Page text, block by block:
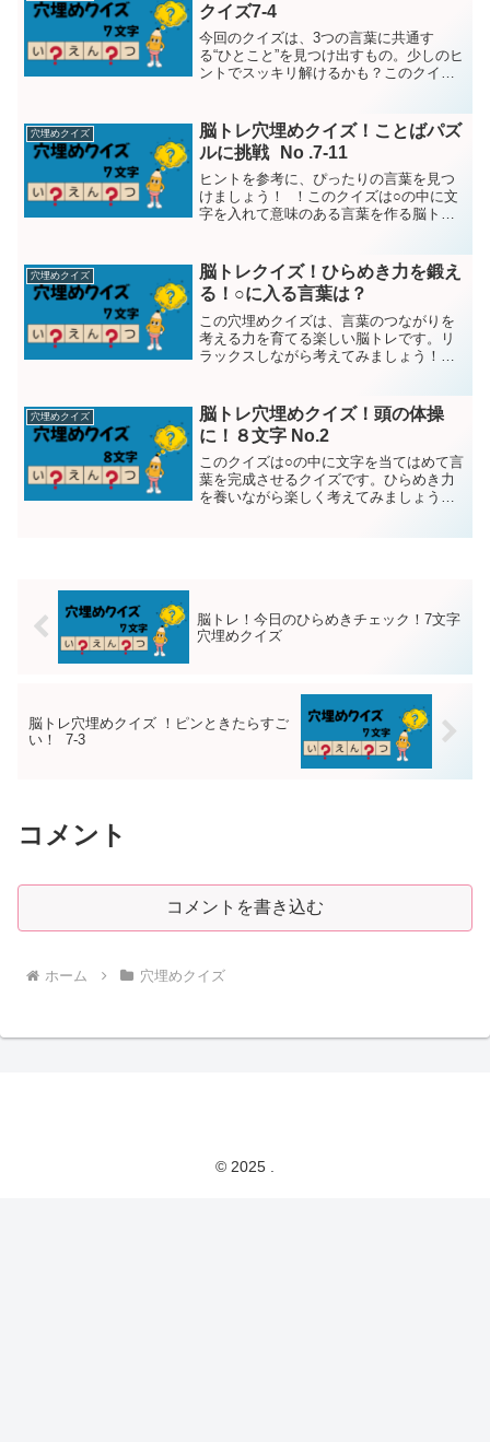
クイズ7-4
今回のクイズは、3つの言葉に共通す
る“ひとこと”を見つけ出すもの。少しのヒ
ントでスッキリ解けるかも？このクイズ
問です。題１問目ら◯ちぼっ◯す ヒ
ント：お弁当箱--...
穴埋めクイズ
脳トレ穴埋めクイズ！ことばパズ
ルに挑戦 No .7-11
ヒントを参考に、ぴったりの言葉を見つ
けましょう！ ！このクイズは○の中に文
字を入れて意味のある言葉を作る脳トレ
目のバッグ-----------------------...
穴埋めクイズ
脳トレクイズ！ひらめき力を鍛え
る！○に入る言葉は？
この穴埋めクイズは、言葉のつながりを
考える力を育てる楽しい脳トレです。リ
ラックスしながら考えてみましょう！こ
文字１５問です。題１問目ちゅ◯しょ◯
が ヒント：線...
穴埋めクイズ
脳トレ穴埋めクイズ！頭の体操
に！８文字 No.2
このクイズは○の中に文字を当てはめて言
葉を完成させるクイズです。ひらめき力
を養いながら楽しく考えてみましょう！
脳トレ！今日のひらめきチェック！7文字
穴埋めクイズ
脳トレ穴埋めクイズ ！ピンときたらすご
い！ 7-3
コメント
コメントを書き込む
ホーム 穴埋めクイズ
© 2025 .